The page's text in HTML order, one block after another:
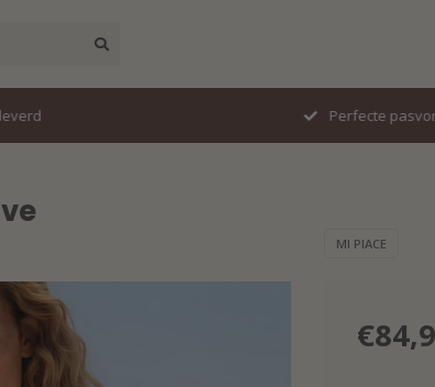
Perfecte pasvorm
MI PIACE